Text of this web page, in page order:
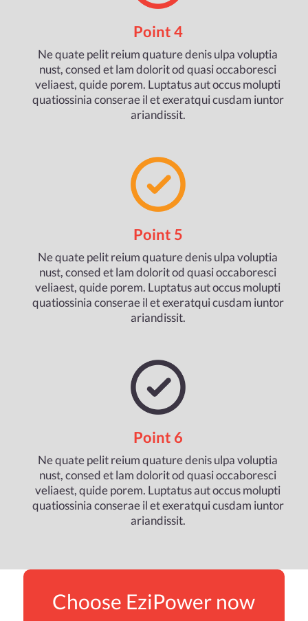
Point 4
Ne quate pelit reium quature denis ulpa voluptia
nust, consed et lam dolorit od quasi occaboresci
veliaest, quide porem. Luptatus aut occus molupti
quatiossinia conserae il et exeratqui cusdam iuntor
ariandissit.
Point 5
Ne quate pelit reium quature denis ulpa voluptia
nust, consed et lam dolorit od quasi occaboresci
veliaest, quide porem. Luptatus aut occus molupti
quatiossinia conserae il et exeratqui cusdam iuntor
ariandissit.
Point 6
Ne quate pelit reium quature denis ulpa voluptia
nust, consed et lam dolorit od quasi occaboresci
veliaest, quide porem. Luptatus aut occus molupti
quatiossinia conserae il et exeratqui cusdam iuntor
ariandissit.
Choose EziPower now